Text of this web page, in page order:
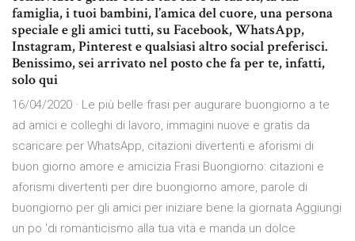
famiglia, i tuoi bambini, l’amica del cuore, una persona
speciale e gli amici tutti, su Facebook, WhatsApp,
Instagram, Pinterest e qualsiasi altro social preferisci.
Benissimo, sei arrivato nel posto che fa per te, infatti,
solo qui
16/04/2020 · Le più belle frasi per augurare buongiorno a te
ad amici e colleghi di lavoro, immagini nuove e gratis da
scaricare per WhatsApp, citazioni divertenti e aforismi di
buon giorno amore e amicizia Frasi Buongiorno: citazioni e
aforismi divertenti per dire buongiorno amore, parole di
buongiorno per gli amici per iniziare bene la giornata Aggiungi
un po 'di romanticismo alla tua vita e manda un dolce